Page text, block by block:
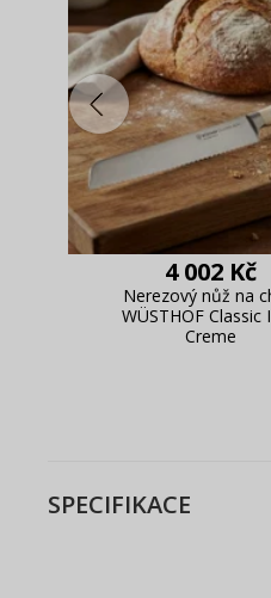
4 002 Kč
Nerezový nůž na
WÜSTHOF Classic
Creme
SPECIFIKACE